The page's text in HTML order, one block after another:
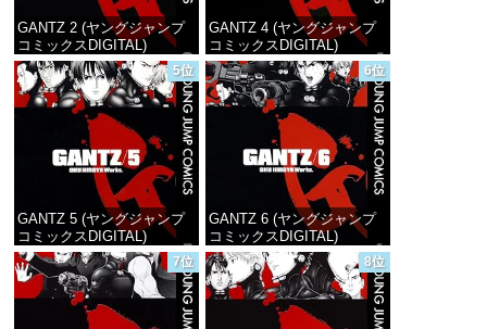
GANTZ 2 (ヤングジャンプ
コミックスDIGITAL)
価格：¥100
GANTZ 4 (ヤングジャンプ
コミックスDIGITAL)
価格：¥100
5位
GANTZ 5 (ヤングジャンプ
コミックスDIGITAL)
価格：¥100
6位
GANTZ 6 (ヤングジャンプ
コミックスDIGITAL)
価格：¥100
7位 8位